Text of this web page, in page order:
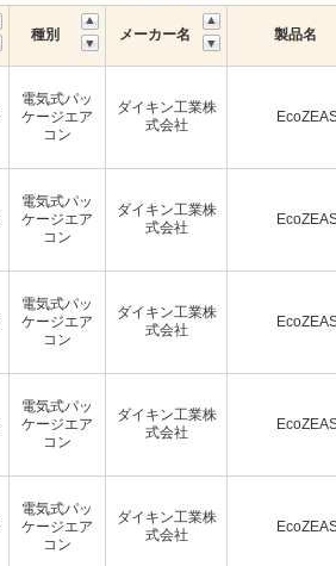
種別 メーカー名 製品名
電気式パッ
ケージエア
コン
ダイキン工業株
式会社
電気式パッ
ケージエア
コン
ダイキン工業株
式会社
電気式パッ
ケージエア
コン
ダイキン工業株
式会社
電気式パッ
ケージエア
コン
ダイキン工業株
式会社
電気式パッ
ケージエア
コン
ダイキン工業株
式会社